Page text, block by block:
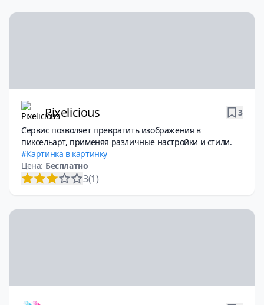
Pixelicious
3
Сервис позволяет превратить изображения в
пиксельарт, применяя различные настройки и стили.
Картинка в картинку
Цена: Бесплатно
3(1)